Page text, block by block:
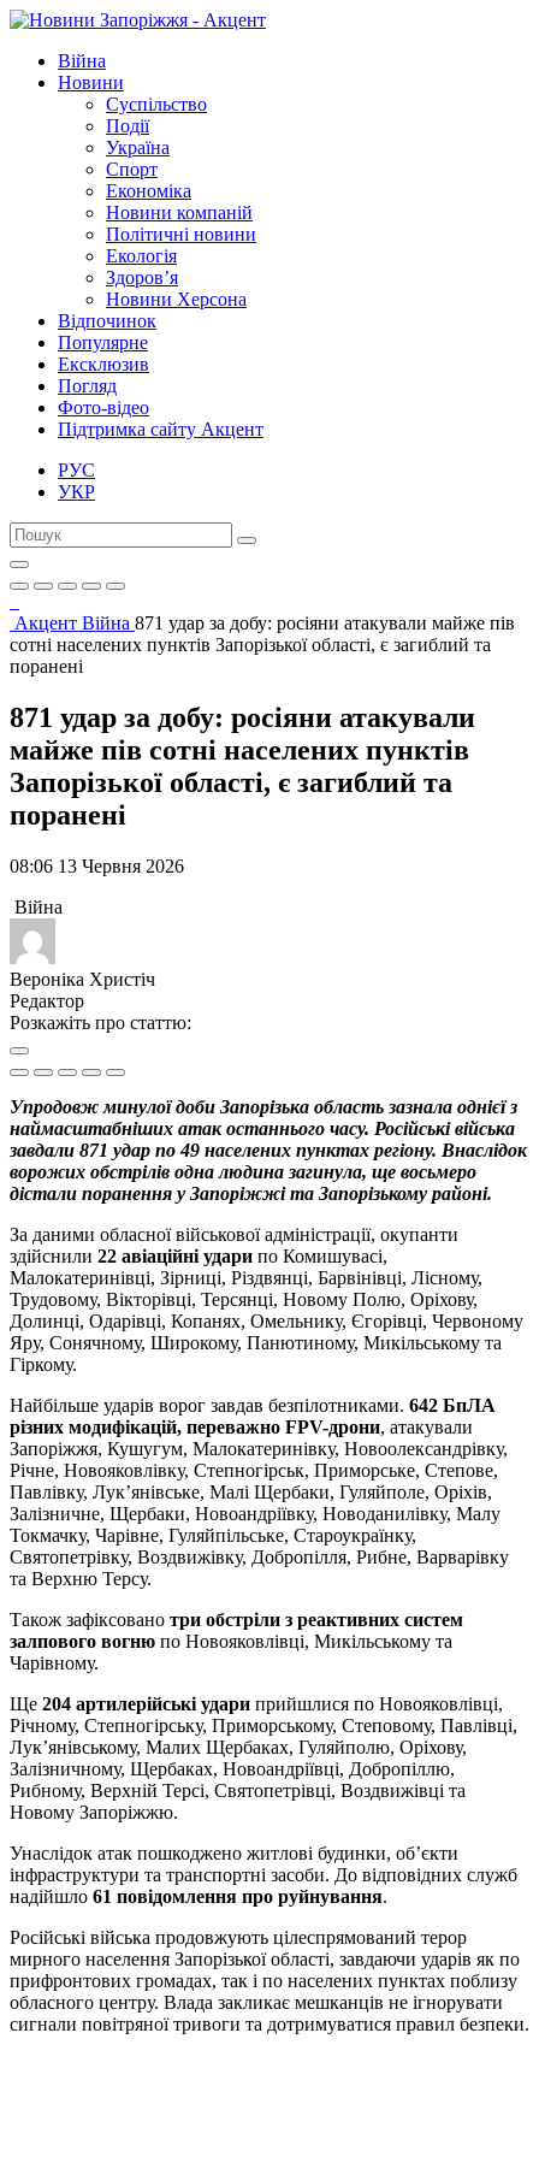
Війна
Новини
Суспільство
Події
Україна
Спорт
Економіка
Новини компаній
Політичні новини
Екологія
Здоров’я
Новини Херсона
Відпочинок
Популярне
Ексклюзив
Погляд
Фото-відео
Підтримка сайту Акцент
РУС
УКР
Акцент Війна 871 удар за добу: росіяни атакували майже пів
сотні населених пунктів Запорізької області, є загиблий та
поранені
871 удар за добу: росіяни атакували
майже пів сотні населених пунктів
Запорізької області, є загиблий та
поранені
08:06 13 Червня 2026
Війна
Вероніка Христіч
Редактор
Розкажіть про статтю:
Упродовж минулої доби Запорізька область зазнала однієї з
наймасштабніших атак останнього часу. Російські війська
завдали 871 удар по 49 населених пунктах регіону. Внаслідок
ворожих обстрілів одна людина загинула, ще восьмеро
дістали поранення у Запоріжжі та Запорізькому районі.
За даними обласної військової адміністрації, окупанти
здійснили 22 авіаційні удари по Комишувасі,
Малокатеринівці, Зірниці, Різдвянці, Барвінівці, Лісному,
Трудовому, Вікторівці, Терсянці, Новому Полю, Оріхову,
Долинці, Одарівці, Копанях, Омельнику, Єгорівці, Червоному
Яру, Сонячному, Широкому, Панютиному, Микільському та
Гіркому.
Найбільше ударів ворог завдав безпілотниками. 642 БпЛА
різних модифікацій, переважно FPV-дрони, атакували
Запоріжжя, Кушугум, Малокатеринівку, Новоолександрівку,
Річне, Новояковлівку, Степногірськ, Приморське, Степове,
Павлівку, Лук’янівське, Малі Щербаки, Гуляйполе, Оріхів,
Залізничне, Щербаки, Новоандріївку, Новоданилівку, Малу
Токмачку, Чарівне, Гуляйпільське, Староукраїнку,
Святопетрівку, Воздвижівку, Добропілля, Рибне, Варварівку
та Верхню Терсу.
Також зафіксовано три обстріли з реактивних систем
залпового вогню по Новояковлівці, Микільському та
Чарівному.
Ще 204 артилерійські удари прийшлися по Новояковлівці,
Річному, Степногірську, Приморському, Степовому, Павлівці,
Лук’янівському, Малих Щербаках, Гуляйполю, Оріхову,
Залізничному, Щербаках, Новоандріївці, Добропіллю,
Рибному, Верхній Терсі, Святопетрівці, Воздвижівці та
Новому Запоріжжю.
Унаслідок атак пошкоджено житлові будинки, об’єкти
інфраструктури та транспортні засоби. До відповідних служб
надійшло 61 повідомлення про руйнування.
Російські війська продовжують цілеспрямований терор
мирного населення Запорізької області, завдаючи ударів як по
прифронтових громадах, так і по населених пунктах поблизу
обласного центру. Влада закликає мешканців не ігнорувати
сигнали повітряної тривоги та дотримуватися правил безпеки.